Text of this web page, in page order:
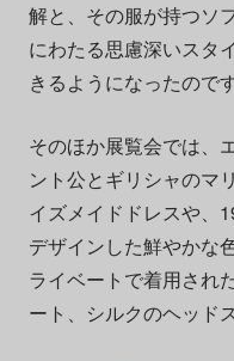
解と、その服が持つソ
にわたる思慮深いスタ
きるようになったので
そのほか展覧会では、
ント公とギリシャのマ
イズメイドドレスや、
デザインした鮮やかな
ライベートで着用され
ート、シルクのヘッド